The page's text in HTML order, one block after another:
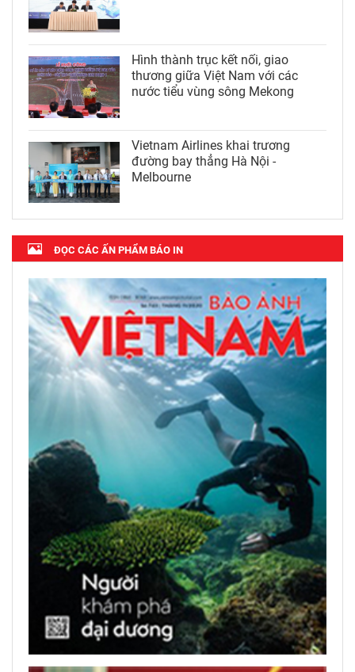
Hình thành trục kết nối, giao
thương giữa Việt Nam với các
nước tiểu vùng sông Mekong
Vietnam Airlines khai trương
đường bay thẳng Hà Nội -
Melbourne
ĐỌC CÁC ẤN PHẨM BÁO IN